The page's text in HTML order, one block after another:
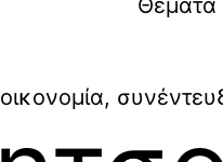
Θέματα
οικονομία,